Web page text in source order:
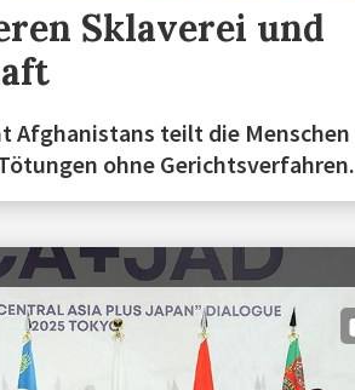
Sklaverei und
Afghanistans teilt die Menschen
ohne Gerichtsverfahren.